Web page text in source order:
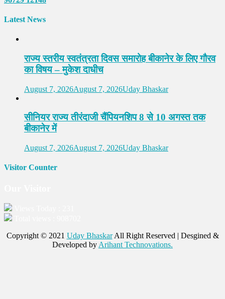
Latest News
राज्य स्तरीय स्वतंत्रता दिवस समारोह बीकानेर के लिए गौरव
का विषय – मुकेश दाधीच
August 7, 2026August 7, 2026Uday Bhaskar
सीनियर राज्य तीरंदाजी चैंपियनशिप 8 से 10 अगस्त तक
बीकानेर में
August 7, 2026August 7, 2026Uday Bhaskar
Visitor Counter
Copyright © 2021 Uday BhaskarAll Right Reserved | Desgined &
Developed by Arihant Technovations.